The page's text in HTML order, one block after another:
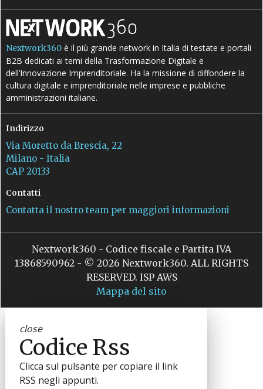
Nextwork360 è il più grande network in Italia di testate e portali
B2B dedicati ai temi della Trasformazione Digitale e
dell’Innovazione Imprenditoriale. Ha la missione di diffondere la
cultura digitale e imprenditoriale nelle imprese e pubbliche
amministrazioni italiane.
Indirizzo
Via Moretto da Brescia, 22
Milano - Italia
CAP 20133
Contatti
Contatta il nostro team per maggiori informazioni
Nextwork360 - Codice fiscale e Partita IVA
13868590962 - © 2026 Nextwork360. ALL RIGHTS
RESERVED. ISP AWS
Mappa del sito
close
Codice Rss
Clicca sul pulsante per copiare il link
RSS negli appunti.